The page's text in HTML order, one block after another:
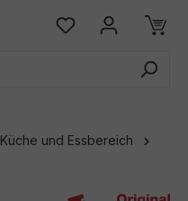
Küche und Essbereich